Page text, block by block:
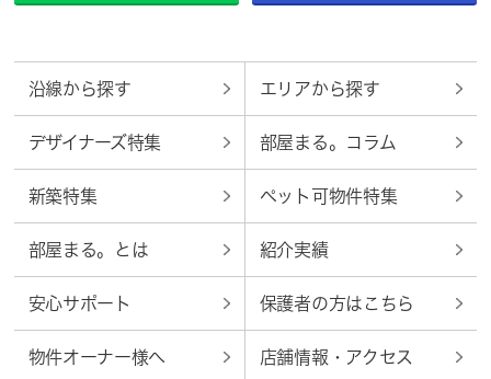
沿線から探す エリアから探す
デザイナーズ特集 部屋まる。コラム
新築特集 ペット可物件特集
部屋まる。とは 紹介実績
安心サポート 保護者の方はこちら
物件オーナー様へ 店舗情報・アクセス